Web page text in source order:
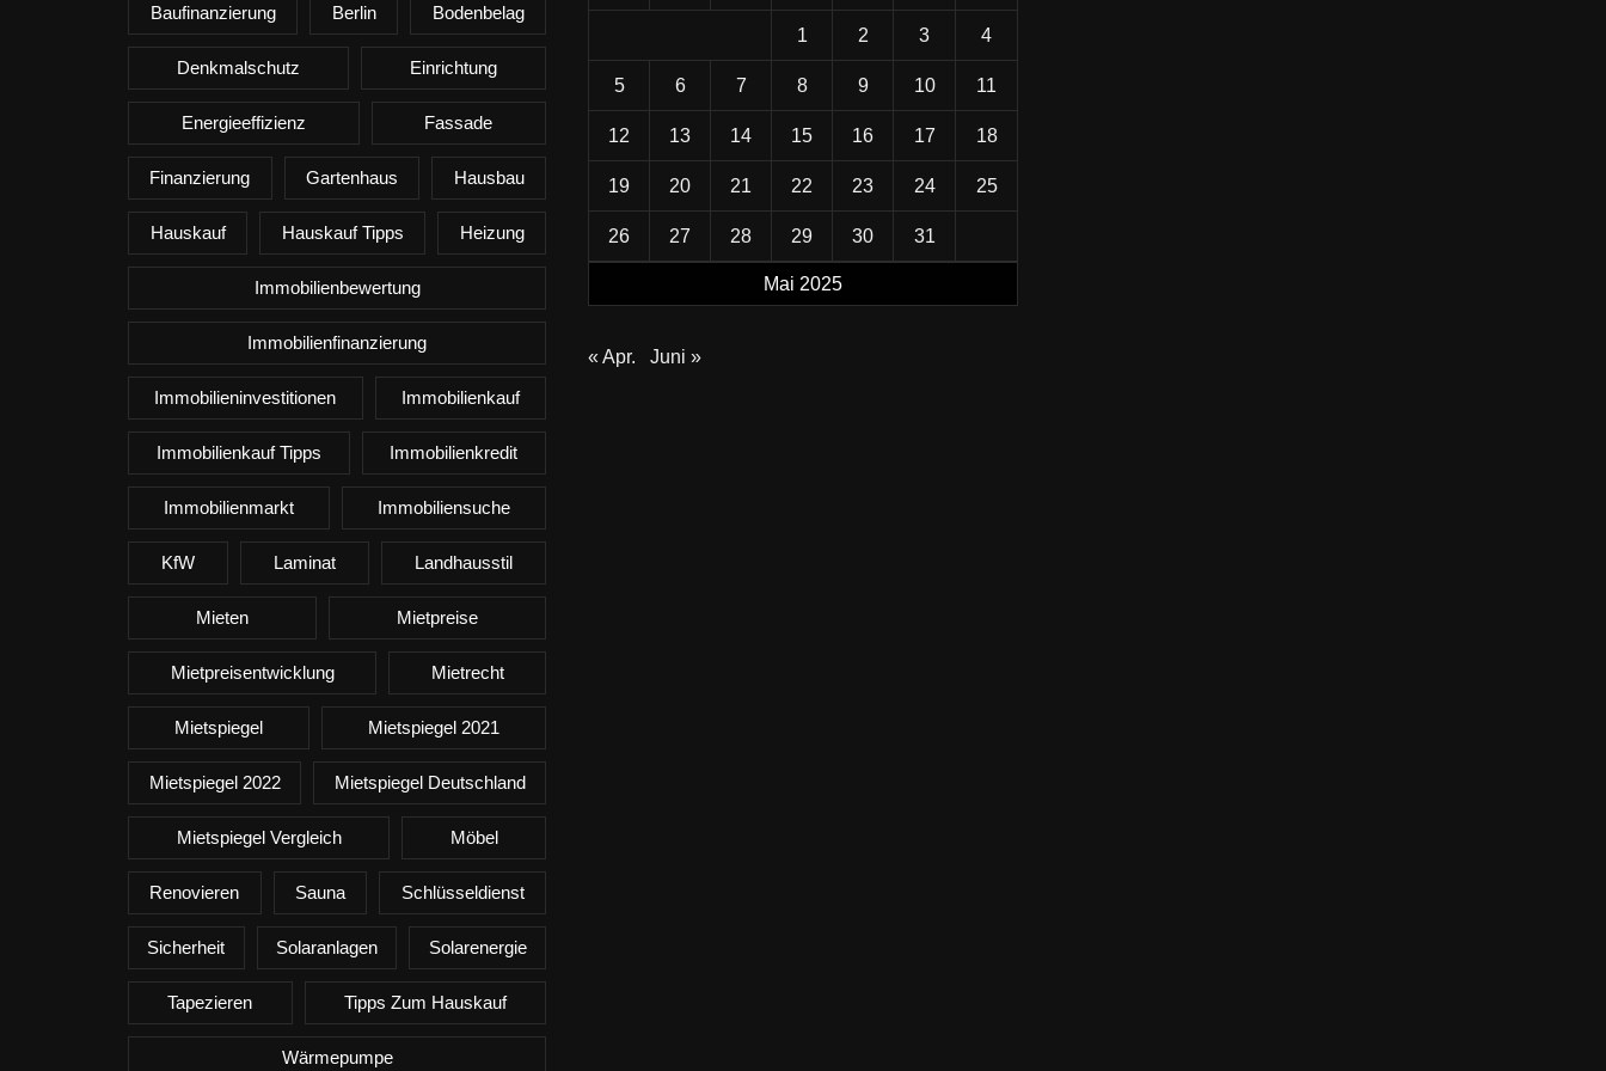
Baufinanzierung Berlin Bodenbelag
Denkmalschutz Einrichtung
Energieeffizienz Fassade
Finanzierung Gartenhaus Hausbau
Hauskauf Hauskauf Tipps Heizung
Immobilienbewertung
Immobilienfinanzierung
Immobilieninvestitionen Immobilienkauf
Immobilienkauf Tipps Immobilienkredit
Immobilienmarkt Immobiliensuche
KfW Laminat Landhausstil
Mieten Mietpreise
Mietpreisentwicklung Mietrecht
Mietspiegel Mietspiegel 2021
Mietspiegel 2022 Mietspiegel Deutschland
Mietspiegel Vergleich Möbel
Renovieren Sauna Schlüsseldienst
Sicherheit Solaranlagen Solarenergie
Tapezieren Tipps Zum Hauskauf
Wärmepumpe
Mai 2025
1 2 3 4
5 6 7 8 9 10 11
12 13 14 15 16 17 18
19 20 21 22 23 24 25
26 27 28 29 30 31
« Apr. Juni »